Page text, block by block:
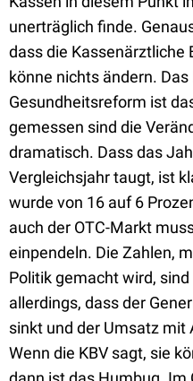
unerträglich finde.
dass die Kassenärztliche
könne nichts ändern.
Gesundheitsreform ist
gemessen sind die
dramatisch. Dass das
Vergleichsjahr taugt, ist
wurde von 16 auf 6
auch der OTC-Markt
einpendeln. Die Zahlen,
Politik gemacht wird,
allerdings, dass der
sinkt und der Umsatz
Wenn die KBV sagt, sie